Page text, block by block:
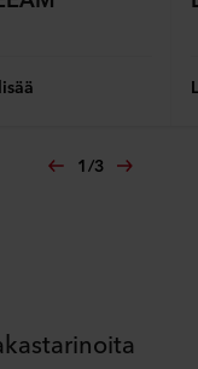
1/3